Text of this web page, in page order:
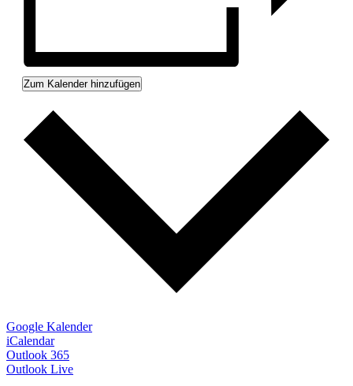
Zum Kalender hinzufügen
Google Kalender
iCalendar
Outlook 365
Outlook Live